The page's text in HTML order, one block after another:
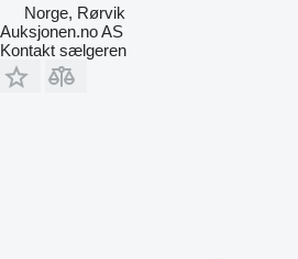
Norge, Rørvik
Auksjonen.no AS
Kontakt sælgeren